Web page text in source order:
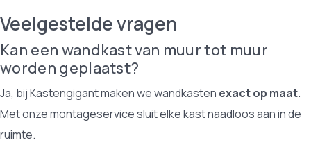
Veelgestelde vragen
Kan een wandkast van muur tot muur
worden geplaatst?
Ja, bij Kastengigant maken we wandkasten exact op maat.
Met onze montageservice sluit elke kast naadloos aan in de
ruimte.